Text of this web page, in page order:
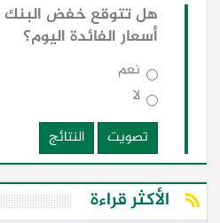
هل تتوقع خفض البنك
أسعار الفائدة اليوم؟
نعم
لا
تصويت
النتائج
الأكثر قراءة